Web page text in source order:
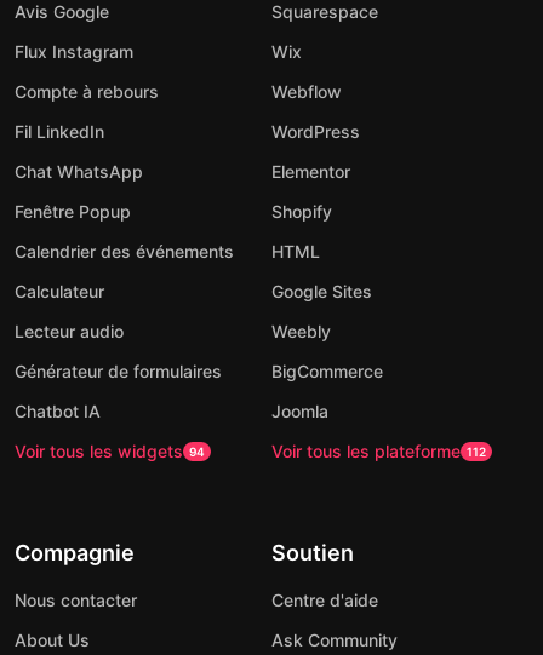
Avis Google
Flux Instagram
Compte à rebours
Fil LinkedIn
Chat WhatsApp
Fenêtre Popup
Calendrier des événements
Calculateur
Lecteur audio
Générateur de formulaires
Chatbot IA
Voir tous les widgets 94
Squarespace
Wix
Webflow
WordPress
Elementor
Shopify
HTML
Google Sites
Weebly
BigCommerce
Joomla
Voir tous les plateforme 112
Compagnie
Nous contacter
About Us
Soutien
Centre d'aide
Ask Community